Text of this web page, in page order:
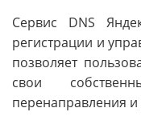
Сервис DNS
регистрации и
позволяет
свои
перенаправления и